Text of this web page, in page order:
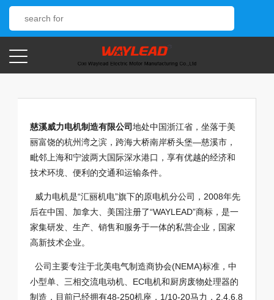
慈溪威力电机制造有限公司地处中国浙江省，坐落于美
丽富饶的杭州湾之滨，跨海大桥南岸桥头堡—慈溪市，
毗邻上海和宁波两大国际深水港口，享有优越的经济和
技术环境、便利的交通和运输条件。
威力电机是“汇丽机电”旗下的原电机分公司，2008年先
后在中国、加拿大、美国注册了“WAYLEAD”商标，是一
家集研发、生产、销售和服务于一体的私营企业，国家
高新技术企业。
公司主要专注于北美电气制造商协会(NEMA)标准，中
小型单、三相交流电动机、EC电机和厨房废物处理器的
制造，目前已经拥有48-250机座，1/10-20马力，2,4,6,8